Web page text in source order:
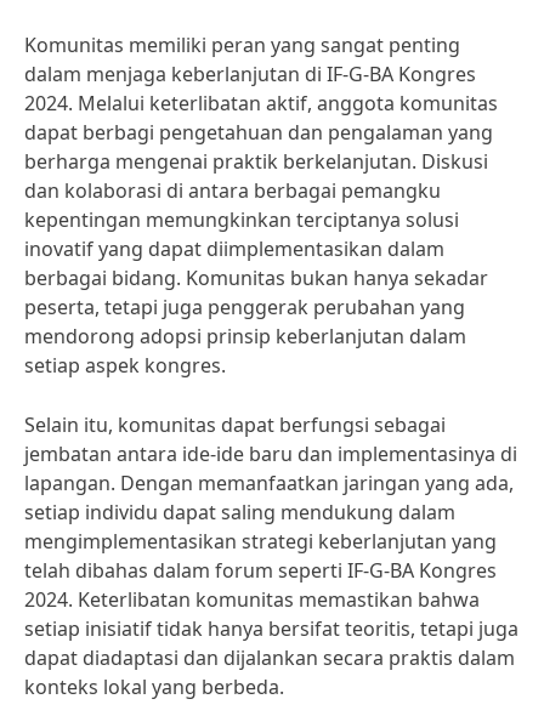
Komunitas memiliki peran yang sangat penting
dalam menjaga keberlanjutan di IF-G-BA Kongres
2024. Melalui keterlibatan aktif, anggota komunitas
dapat berbagi pengetahuan dan pengalaman yang
berharga mengenai praktik berkelanjutan. Diskusi
dan kolaborasi di antara berbagai pemangku
kepentingan memungkinkan terciptanya solusi
inovatif yang dapat diimplementasikan dalam
berbagai bidang. Komunitas bukan hanya sekadar
peserta, tetapi juga penggerak perubahan yang
mendorong adopsi prinsip keberlanjutan dalam
setiap aspek kongres.
Selain itu, komunitas dapat berfungsi sebagai
jembatan antara ide-ide baru dan implementasinya di
lapangan. Dengan memanfaatkan jaringan yang ada,
setiap individu dapat saling mendukung dalam
mengimplementasikan strategi keberlanjutan yang
telah dibahas dalam forum seperti IF-G-BA Kongres
2024. Keterlibatan komunitas memastikan bahwa
setiap inisiatif tidak hanya bersifat teoritis, tetapi juga
dapat diadaptasi dan dijalankan secara praktis dalam
konteks lokal yang berbeda.